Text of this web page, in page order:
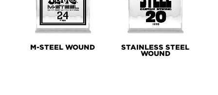
M-STEEL WOUND
STAINLESS STEEL
WOUND